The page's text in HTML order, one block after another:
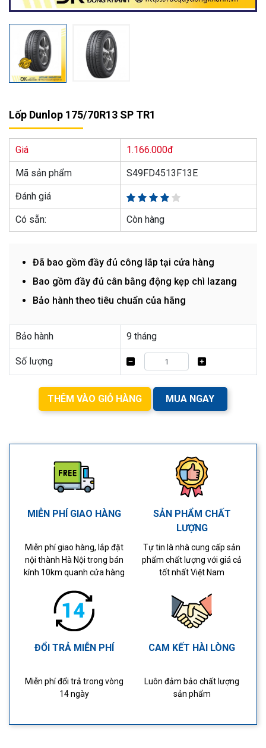
Lốp Dunlop 175/70R13 SP TR1
Giá 1.166.000đ
Mã sản phẩm S49FD4513F13E
Đánh giá
Có sẵn: Còn hàng
Đã bao gồm đầy đủ công lắp tại cửa hàng
Bao gồm đầy đủ cân bằng động kẹp chì lazang
Bảo hành theo tiêu chuẩn của hãng
Bảo hành 9 tháng
Số lượng
THÊM VÀO GIỎ HÀNG MUA NGAY
MIỄN PHÍ GIAO HÀNG
Miễn phí giao hàng, lắp đặt
nội thành Hà Nội trong bán
kính 10km quanh cửa hàng
SẢN PHẨM CHẤT
LƯỢNG
Tự tin là nhà cung cấp sản
phẩm chất lượng với giá cả
tốt nhất Việt Nam
ĐỔI TRẢ MIỄN PHÍ
Miễn phí đổi trả trong vòng
14 ngày
CAM KẾT HÀI LÒNG
Luôn đảm bảo chất lượng
sản phẩm